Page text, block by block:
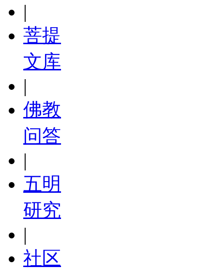
|
菩提
文库
|
佛教
问答
|
五明
研究
|
社区